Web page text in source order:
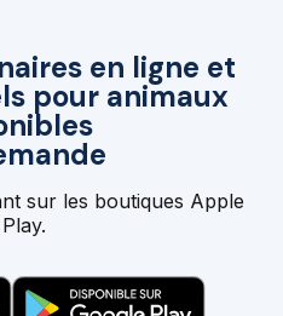
en ligne et
pour animaux
sur les boutiques Apple